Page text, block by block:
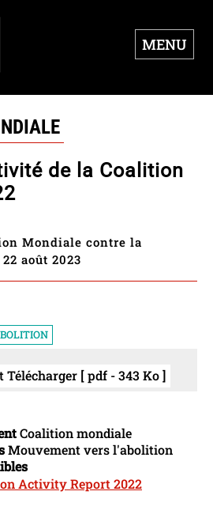
MENU
de la Coalition
Mondiale contre la
août 2023
Télécharger [ pdf - 343 Ko ]
Coalition mondiale
Mouvement vers l'abolition
Activity Report 2022